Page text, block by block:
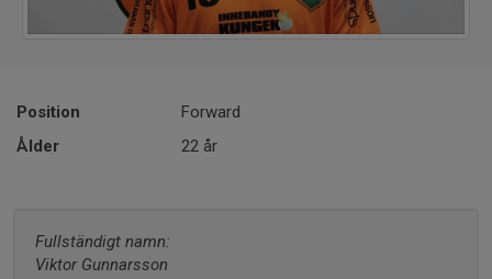
Position
Forward
Ålder
22 år
Fullständigt namn:
Viktor Gunnarsson